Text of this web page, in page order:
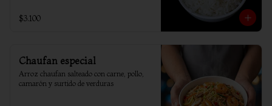
$3.100
Chaufan especial
Arroz chaufan salteado con carne, pollo,
camarón y surtido de verduras